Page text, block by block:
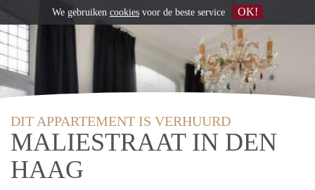
DIT APPARTEMENT IS VERHUURD
MALIESTRAAT IN DEN
HAAG
We gebruiken cookies voor de beste service OK!